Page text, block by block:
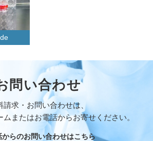
問い合わせ
請求・お問い合わせは、
ムまたはお電話からお寄せください。
からのお問い合わせはこちら